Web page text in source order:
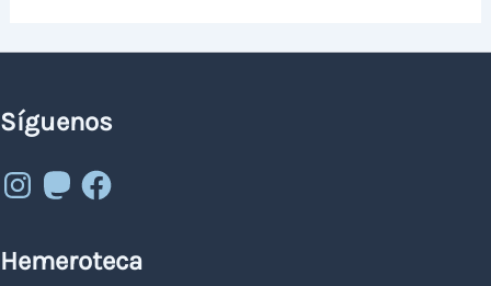
Síguenos
Instagram
MastodonFacebook
Hemeroteca